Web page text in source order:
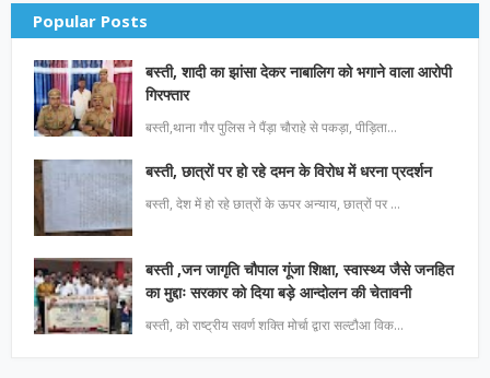
Popular Posts
बस्ती, शादी का झांसा देकर नाबालिग को भगाने वाला आरोपी
गिरफ्तार
बस्ती,थाना गौर पुलिस ने पैंड़ा चौराहे से पकड़ा, पीड़िता…
बस्ती, छात्रों पर हो रहे दमन के विरोध में धरना प्रदर्शन
बस्ती, देश में हो रहे छात्रों के ऊपर अन्याय, छात्रों पर …
बस्ती ,जन जागृति चौपाल गूंजा शिक्षा, स्वास्थ्य जैसे जनहित
का मुद्दाः सरकार को दिया बड़े आन्दोलन की चेतावनी
बस्ती, को राष्ट्रीय सवर्ण शक्ति मोर्चा द्वारा सल्टौआ विक…